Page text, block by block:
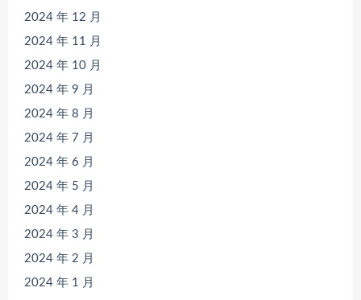
2024 年 12 月
2024 年 11 月
2024 年 10 月
2024 年 9 月
2024 年 8 月
2024 年 7 月
2024 年 6 月
2024 年 5 月
2024 年 4 月
2024 年 3 月
2024 年 2 月
2024 年 1 月